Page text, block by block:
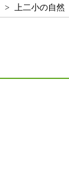
> 上二小の自然